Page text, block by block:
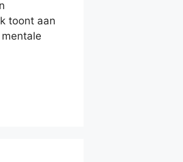
toont aan